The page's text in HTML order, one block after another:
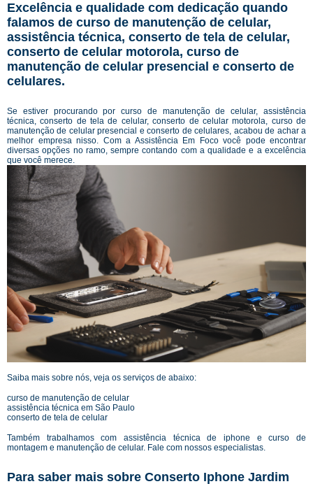
Excelência e qualidade com dedicação quando
falamos de curso de manutenção de celular,
assistência técnica, conserto de tela de celular,
conserto de celular motorola, curso de
manutenção de celular presencial e conserto de
celulares.
Se estiver procurando por curso de manutenção de celular, assistência
técnica, conserto de tela de celular, conserto de celular motorola, curso de
manutenção de celular presencial e conserto de celulares, acabou de achar a
melhor empresa nisso. Com a Assistência Em Foco você pode encontrar
diversas opções no ramo, sempre contando com a qualidade e a excelência
que você merece.
Saiba mais sobre nós, veja os serviços de abaixo:
curso de manutenção de celular
assistência técnica em São Paulo
conserto de tela de celular
Também trabalhamos com assistência técnica de iphone e curso de
montagem e manutenção de celular. Fale com nossos especialistas.
Para saber mais sobre Conserto Iphone Jardim